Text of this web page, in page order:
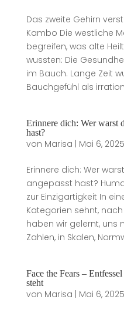
Das zweite Gehirn
Kambo Die westliche
begreifen, was alte
wussten: Die
im Bauch. Lange Zeit
Bauchgefühl als
Erinnere dich: Wer warst
hast?
von Marisa Mai 6, 2025
Erinnere dich: Wer
angepasst hast?
zur Einzigartigkeit In
Kategorien sehnt,
haben wir gelernt, uns
Zahlen, in Skalen,
Face the Fears –
steht
von Marisa Mai 6, 2025